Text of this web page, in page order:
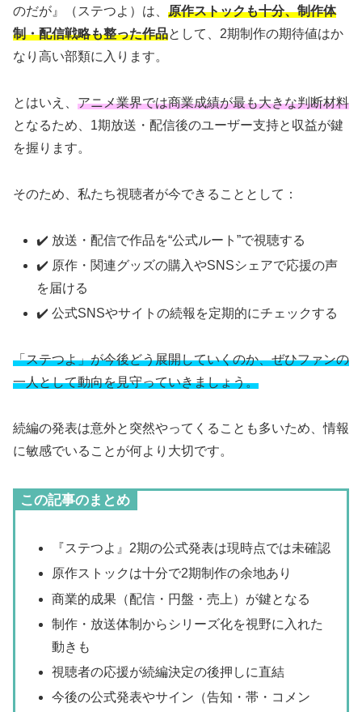
のだが』（ステつよ）は、 原作ストックも十分、制作体
制・配信戦略も整った作品として、2期制作の期待値はか
なり高い部類に入ります。
とはいえ、 アニメ業界では商業成績が最も大きな判断材料
となるため、1期放送・配信後のユーザー支持と収益が鍵
を握ります。
そのため、私たち視聴者が今できることとして：
✔️ 放送・配信で作品を“公式ルート”で視聴する
✔️ 原作・関連グッズの購入やSNSシェアで応援の声
を届ける
✔️ 公式SNSやサイトの続報を定期的にチェックする
「ステつよ」が今後どう展開していくのか、ぜひファンの
一人として動向を見守っていきましょう。
続編の発表は意外と突然やってくることも多いため、情報
に敏感でいることが何より大切です。
この記事のまとめ
『ステつよ』2期の公式発表は現時点では未確認
原作ストックは十分で2期制作の余地あり
商業的成果（配信・円盤・売上）が鍵となる
制作・放送体制からシリーズ化を視野に入れた
動きも
視聴者の応援が続編決定の後押しに直結
今後の公式発表やサイン（告知・帯・コメン